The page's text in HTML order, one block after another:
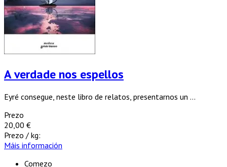
A verdade nos espellos
Eyré consegue, neste libro de relatos, presentarnos un ...
Prezo
20,00 €
Prezo / kg:
Máis información
Comezo